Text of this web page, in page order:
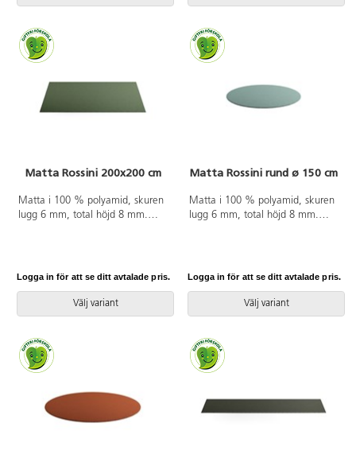
Matta Rossini 200x200 cm
Matta i 100 % polyamid, skuren
lugg 6 mm, total höjd 8 mm.
Logga in för att se ditt avtalade pris.
Välj variant
Matta Rossini rund ø 150 cm
Matta i 100 % polyamid, skuren
lugg 6 mm, total höjd 8 mm.
Logga in för att se ditt avtalade pris.
Välj variant